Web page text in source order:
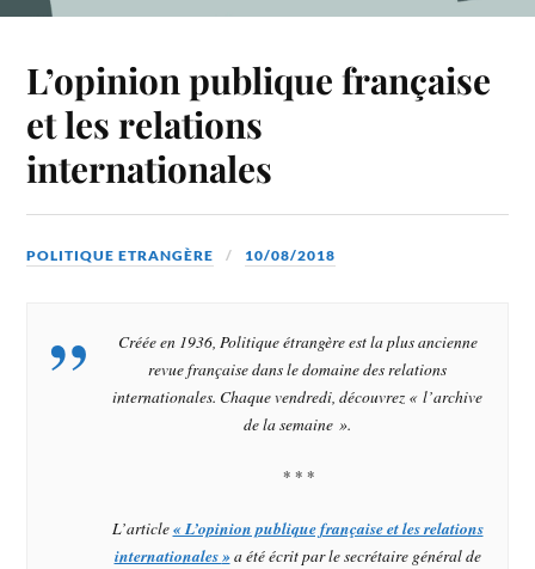
L’opinion publique française
et les relations
internationales
POLITIQUE ETRANGÈRE 10/08/2018
Créée en 1936, Politique étrangèreest la plus ancienne
revue française dans le domaine des relations
internationales. Chaque vendredi, découvrez « l’archive
de la semaine ».
* * *
L’article« L’opinion publique française et les relations
internationales» a été écrit par le secrétaire général de